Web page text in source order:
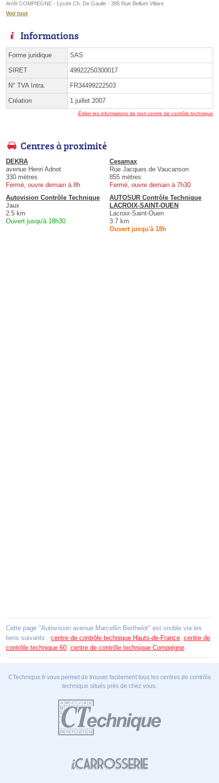
Arrêt COMPIEGNE - Lycée Ch. De Gaulle - 395 Rue Bellum Villare
Voir tout
Informations
Forme juridique SAS
SIRET 49922250300017
N° TVA Intra. FR34499222503
Création 1 juillet 2007
Éditer les informations de mon centre de contrôle technique
Centres à proximité
DEKRA
avenue Henri Adnot
330 mètres
Fermé, ouvre demain à 8h
Cesamax
Rue Jacques de Vaucanson
855 mètres
Fermé, ouvre demain à 7h30
Autovision Contrôle Technique
Jaux
2.5 km
Ouvert jusqu'à 18h30
AUTOSUR Contrôle Technique
LACROIX-SAINT-OUEN
Lacroix-Saint-Ouen
3.7 km
Ouvert jusqu'à 18h
Cette page "Autovision avenue Marcellin Berthelot" est visible via les
liens suivants : centre de contrôle technique Hauts-de-France, centre de
contrôle technique 60, centre de contrôle technique Compiègne.
CTechnique.fr vous permet de trouver facilement tous les centres de contrôle
technique situés près de chez vous.